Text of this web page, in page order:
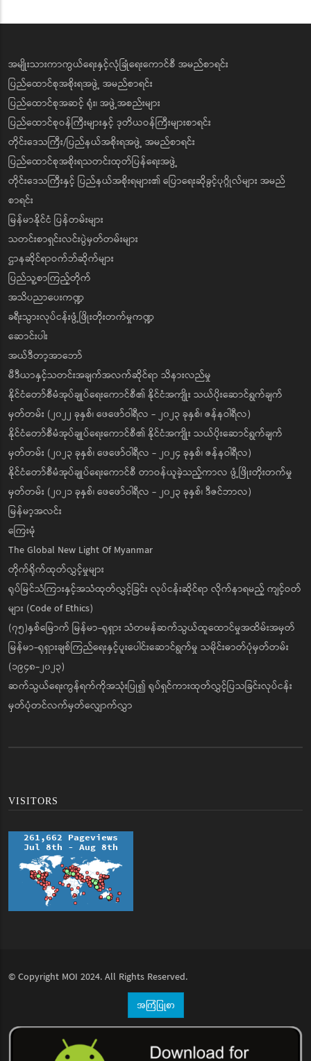
အမျိုးသားကာကွယ်ရေးနှင့်လုံခြုံရေးကောင်စီ အမည်စာရင်း
ပြည်ထောင်စုအစိုးရအဖွဲ့ အမည်စာရင်း
ပြည်ထောင်စုအဆင့် ရုံး၊ အဖွဲ့အစည်းများ
ပြည်ထောင်စုဝန်ကြီးများနှင့် ဒုတိယဝန်ကြီးများစာရင်း
တိုင်းဒေသကြီး/ပြည်နယ်အစိုးရအဖွဲ့ အမည်စာရင်း
ပြည်ထောင်စုအစိုးရသတင်းထုတ်ပြန်ရေးအဖွဲ့
တိုင်းဒေသကြီးနှင့် ပြည်နယ်အစိုးရများ၏ ပြောရေးဆိုခွင့်ပုဂ္ဂိုလ်များ အမည်
စာရင်း
မြန်မာနိုင်ငံ ပြန်တမ်းများ
သတင်းစာရှင်းလင်းပွဲမှတ်တမ်းများ
ဌာနဆိုင်ရာဝက်ဘ်ဆိုက်များ
ပြည်သူ့စာကြည့်တိုက်
အသိပညာပေးကဏ္ဍ
ခရီးသွားလုပ်ငန်းဖွံ့ဖြိုးတိုးတက်မှုကဏ္ဍ
ဆောင်းပါး
အယ်ဒီတာ့အာဘော်
မီဒီယာနှင့်သတင်းအချက်အလက်ဆိုင်ရာ သိနားလည်မှု
နိုင်ငံတော်စီမံအုပ်ချုပ်ရေးကောင်စီ၏ နိုင်ငံအကျိုး သယ်ပိုးဆောင်ရွက်ချက်
မှတ်တမ်း (၂၀၂၂ ခုနှစ်၊ ဖေဖော်ဝါရီလ - ၂၀၂၃ ခုနှစ်၊ ဇန်နဝါရီလ)
နိုင်ငံတော်စီမံအုပ်ချုပ်ရေးကောင်စီ၏ နိုင်ငံအကျိုး သယ်ပိုးဆောင်ရွက်ချက်
မှတ်တမ်း (၂၀၂၃ ခုနှစ်၊ ဖေဖော်ဝါရီလ - ၂၀၂၄ ခုနှစ်၊ ဇန်နဝါရီလ)
နိုင်ငံတော်စီမံအုပ်ချုပ်ရေးကောင်စီ တာဝန်ယူခဲ့သည့်ကာလ ဖွံ့ဖြိုးတိုးတက်မှု
မှတ်တမ်း (၂၀၂၁ ခုနှစ်၊ ဖေဖော်ဝါရီလ - ၂၀၂၃ ခုနှစ်၊ ဒီဇင်ဘာလ)
မြန်မာ့အလင်း
ကြေးမုံ
The Global New Light Of Myanmar
တိုက်ရိုက်ထုတ်လွှင့်မှုများ
ရုပ်မြင်သံကြားနှင့်အသံထုတ်လွှင့်ခြင်း လုပ်ငန်းဆိုင်ရာ လိုက်နာရမည့် ကျင့်ဝတ်
များ (Code of Ethics)
(၇၅)နှစ်မြောက် မြန်မာ-ရုရှား သံတမန်ဆက်သွယ်ထူထောင်မှုအထိမ်းအမှတ်
မြန်မာ-ရုရှားချစ်ကြည်ရေးနှင့်ပူးပေါင်းဆောင်ရွက်မှု သမိုင်းဓာတ်ပုံမှတ်တမ်း
(၁၉၄၈-၂၀၂၃)
ဆက်သွယ်ရေးကွန်ရက်ကိုအသုံးပြု၍ ရုပ်ရှင်ကားထုတ်လွှင့်ပြသခြင်းလုပ်ငန်း
မှတ်ပုံတင်လက်မှတ်လျှောက်လွှာ
VISITORS
© Copyright MOI 2024. All Rights Reserved.
အကြံပြုစာ